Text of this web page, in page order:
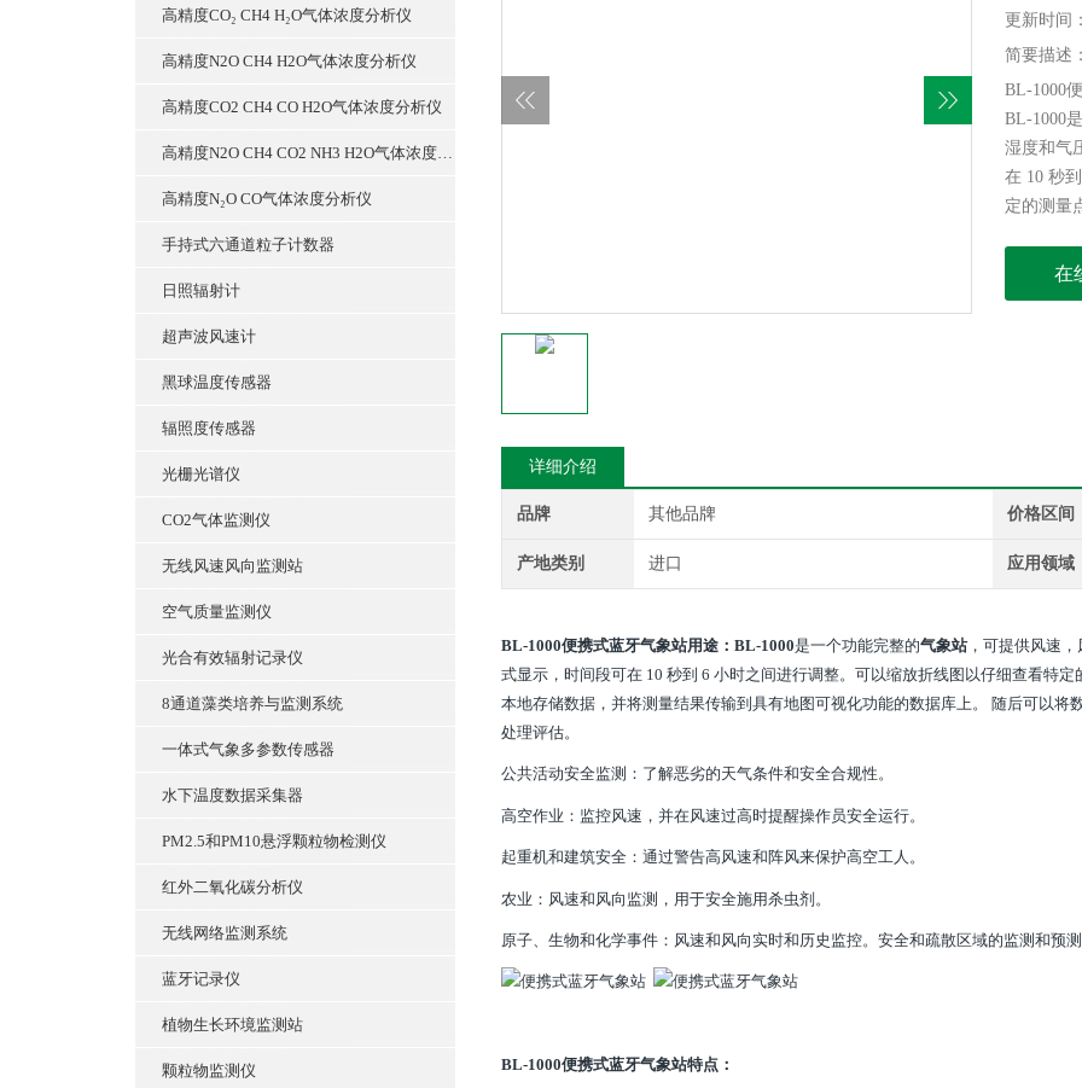
高精度CO₂ CH4 H₂O气体浓度分析仪
高精度N2O CH4 H2O气体浓度分析仪
高精度CO2 CH4 CO H2O气体浓度分析仪
高精度N2O CH4 CO2 NH3 H2O气体浓度分析仪
高精度N₂O CO气体浓度分析仪
手持式六通道粒子计数器
日照辐射计
超声波风速计
黑球温度传感器
辐照度传感器
光栅光谱仪
CO2气体监测仪
无线风速风向监测站
空气质量监测仪
光合有效辐射记录仪
8通道藻类培养与监测系统
一体式气象多参数传感器
水下温度数据采集器
PM2.5和PM10悬浮颗粒物检测仪
红外二氧化碳分析仪
无线网络监测系统
蓝牙记录仪
植物生长环境监测站
颗粒物监测仪
更新时间
简要描述
BL-1000
BL-1000
湿度和气
在 10 秒
定的测量
在
详细介绍
品牌 其他品牌 价格区间
产地类别 进口 应用领域
BL-1000便携式蓝牙气象站用途：BL-1000是一个功能完整的气象站，可提供风速
式显示，时间段可在 10 秒到 6 小时之间进行调整。可以缩放折线图以仔细查看特
本地存储数据，并将测量结果传输到具有地图可视化功能的数据库上。 随后可以将
处理评估。
公共活动安全监测：了解恶劣的天气条件和安全合规性。
高空作业：监控风速，并在风速过高时提醒操作员安全运行。
起重机和建筑安全：通过警告高风速和阵风来保护高空工人。
农业：风速和风向监测，用于安全施用杀虫剂。
原子、生物和化学事件：风速和风向实时和历史监控。安全和疏散区域的监测和预
BL-1000便携式蓝牙气象站特点：